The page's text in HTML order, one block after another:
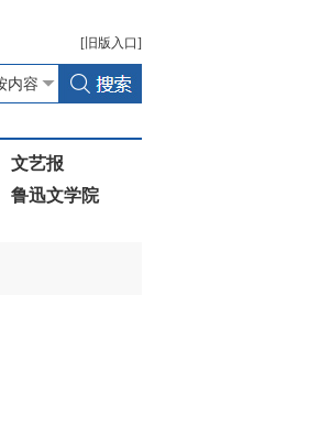
[ 旧版 入口]
文艺报
鲁迅文学院